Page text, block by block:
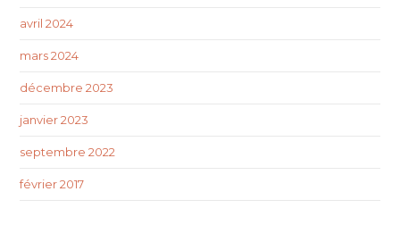
avril 2024
mars 2024
décembre 2023
janvier 2023
septembre 2022
février 2017